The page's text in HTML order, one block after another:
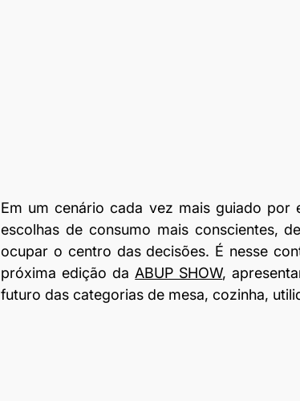
Em um cenário cada vez mais guiado
escolhas de consumo mais conscientes,
ocupar o centro das decisões. É nesse
próxima edição da ABUP SHOW,
futuro das categorias de mesa, cozinha,